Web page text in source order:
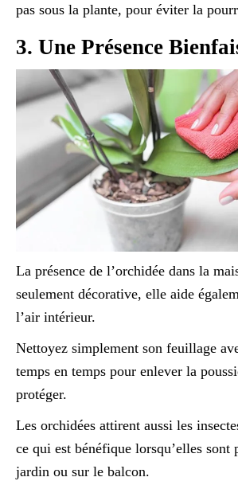
pas sous la plante, pour éviter la
3. Une Présence
La présence de l’orchidée dans la
seulement décorative, elle aide
l’air intérieur.
Nettoyez simplement son feuillage
temps en temps pour enlever la
protéger.
Les orchidées attirent aussi les
ce qui est bénéfique lorsqu’elles sont
jardin ou sur le balcon.